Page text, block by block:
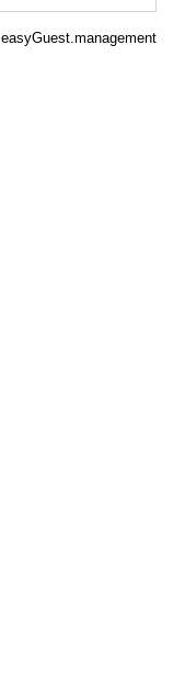
easyGuest.management